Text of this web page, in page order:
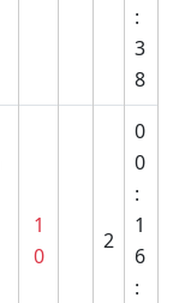
:
3
8
1
0
2
0
0
:
1
6
: